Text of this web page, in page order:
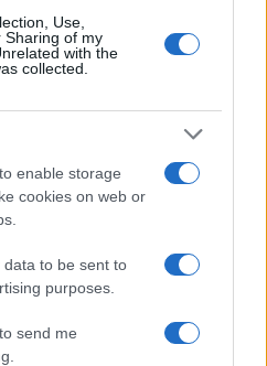
Use,
Sharing of my
with the
collected.
enable storage
cookies on web or
to be sent to
purposes.
send me
τις φλόγες σε 7
και καμένα σπίτια
τραυματίστηκαν
Σπίτια
ζημιές σε
φωτιά στην Εύβοια
ζώνη